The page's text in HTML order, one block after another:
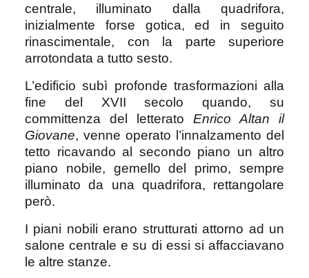
centrale, illuminato dalla quadrifora,
inizialmente forse gotica, ed in seguito
rinascimentale, con la parte superiore
arrotondata a tutto sesto.
L’edificio subì profonde trasformazioni alla
fine del XVII secolo quando, su
committenza del letterato Enrico Altan il
Giovane, venne operato l’innalzamento del
tetto ricavando al secondo piano un altro
piano nobile, gemello del primo, sempre
illuminato da una quadrifora, rettangolare
però.
I piani nobili erano strutturati attorno ad un
salone centrale e su di essi si affacciavano
le altre stanze.